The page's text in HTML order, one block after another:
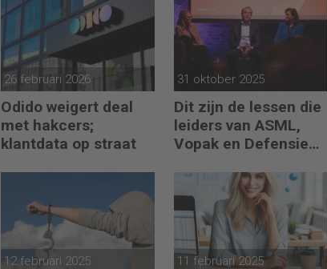
26 februari 2026
Odido weigert deal
met hakcers;
klantdata op straat
31 oktober 2025
Dit zijn de lessen die
leiders van ASML,
Vopak en Defensie
turbulente tijden
12 februari 2025 11 februari 2025